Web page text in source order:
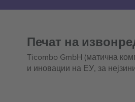
Печат на
Ticombo GmbH (матична
и иновации на ЕУ, за